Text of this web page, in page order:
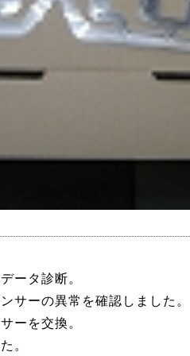
ータ診断。
サーの異常を確認しました。
ーを交換。
。